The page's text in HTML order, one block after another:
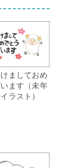
ましておめ
ます（未年
ラスト）